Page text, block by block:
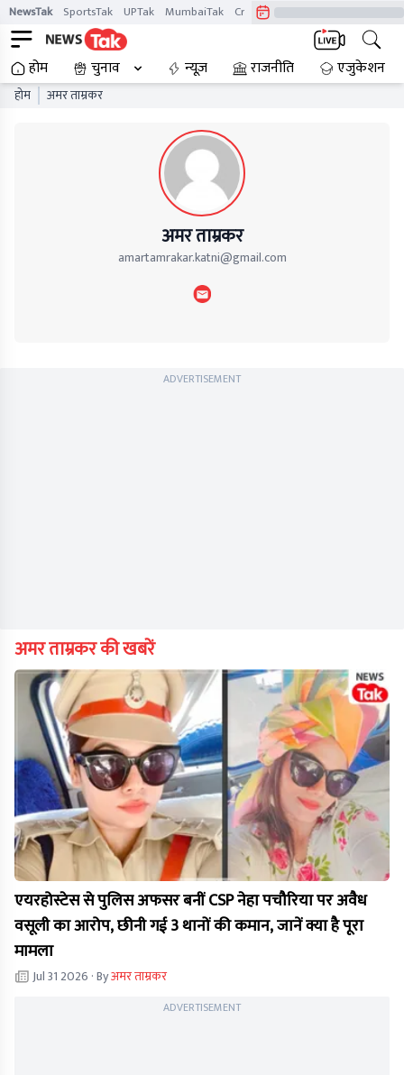
NewsTak SportsTak UPTak MumbaiTak CrimeTak
होम चुनाव न्यूज़ राजनीति एजुकेशन
होम अमर ताम्रकर
अमर ताम्रकर
amartamrakar.katni@gmail.com
ADVERTISEMENT
अमर ताम्रकर की खबरें
एयरहोस्टेस से पुलिस अफसर बनीं CSP नेहा पचौरिया पर अवैध
वसूली का आरोप, छीनी गई 3 थानों की कमान, जानें क्या है पूरा
मामला
Jul 31 2026 · Byअमर ताम्रकर
ADVERTISEMENT